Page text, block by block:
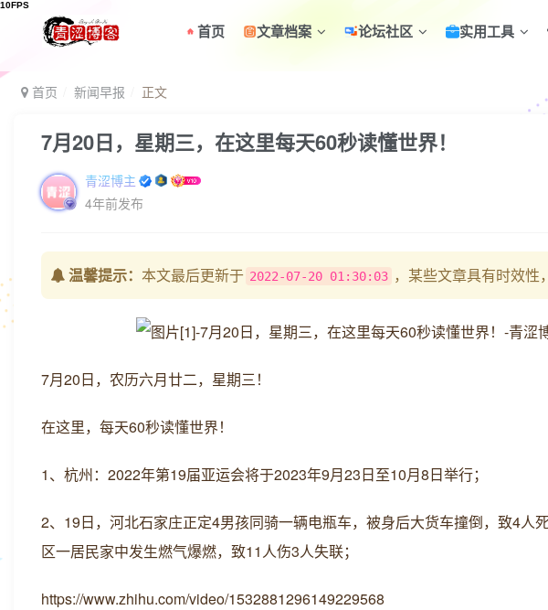
首页 文章档案 论坛社区 实用工具
首页 新闻早报 正文
7月20日，星期三，在这里每天60秒读懂世界！
青涩博主
4年前发布
温馨提示： 本文最后更新于 2022-07-20 01:30:03 ，某些文章具有时效性
7月20日，农历六月廿二，星期三！
在这里，每天60秒读懂世界！
1、杭州：2022年第19届亚运会将于2023年9月23日至10月8日举行；
2、19日，河北石家庄正定4男孩同骑一辆电瓶车，被身后大货车撞倒，致4人
区一居民家中发生燃气爆燃，致11人伤3人失联；
https://www.zhihu.com/video/1532881296149229568